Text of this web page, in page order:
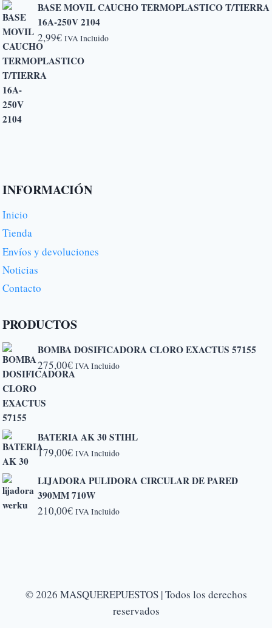
BASE MOVIL CAUCHO TERMOPLASTICO T/TIERRA
16A-250V 2104
2,99€ IVA Incluido
INFORMACIÓN
Inicio
Tienda
Envíos y devoluciones
Noticias
Contacto
PRODUCTOS
BOMBA DOSIFICADORA CLORO EXACTUS 57155
275,00€ IVA Incluido
BATERIA AK 30 STIHL
179,00€ IVA Incluido
LIJADORA PULIDORA CIRCULAR DE PARED
390MM 710W
210,00€ IVA Incluido
© 2026 MASQUEREPUESTOS | Todos los derechos
reservados